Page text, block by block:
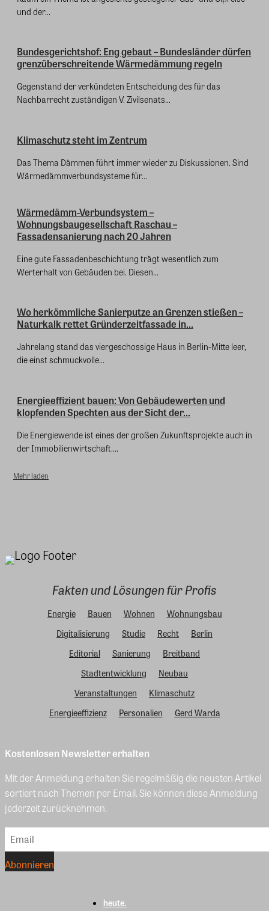
und der...
Bundesgerichtshof: Eng gebaut – Bundesländer dürfen
grenzüberschreitende Wärmedämmung regeln
Gegenstand der verkündeten Entscheidung des für das
Nachbarrecht zuständigen V. Zivilsenats...
Klimaschutz steht im Zentrum
Das Thema Dämmen führt immer wieder zu Diskussionen. Sind
Wärmedämmverbundsysteme für...
Wärmedämm-Verbundsystem –
Wohnungsbaugesellschaft Raschau –
Fassadensanierung nach 20 Jahren
Eine gute Fassadenbeschichtung trägt wesentlich zum
Werterhalt von Gebäuden bei. Diesen...
Wo herkömmliche Sanierputze an Grenzen stießen –
Naturkalk rettet Gründerzeitfassade in...
Jahrelang stand das viergeschossige Haus in Berlin-Mitte leer,
die einst schmuckvolle...
Energieeffizient bauen: Von Gebäudewerten und
klopfenden Spechten aus der Sicht der...
Die Energiewende ist eines der großen Zukunftsprojekte auch in
der Immobilienwirtschaft....
Mehr laden
Fakten und Lösungen für Profis
Energie Bauen Wohnen
Wohnungsbau
Digitalisierung
Studie Recht
Berlin
Editorial
Sanierung
Breitband
Stadtentwicklung
Neubau
Veranstaltungen
Klimaschutz
Energieeffizienz
Personalien Gerd Warda
Kostenlosen Newsletter erhalten
Mit der Anmeldung erhalten Sie regelmäßig die neusten Artikel
sortiert nach Themen per Email. Sie können diese Anmeldung
jederzeit zurücknehmen.
heute.